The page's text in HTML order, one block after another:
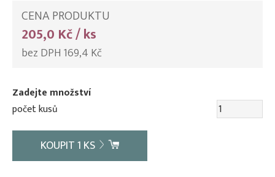
CENA PRODUKTU
205,0 Kč / ks
bez DPH 169,4 Kč
Zadejte množství
počet kusů
KOUPIT1 KS